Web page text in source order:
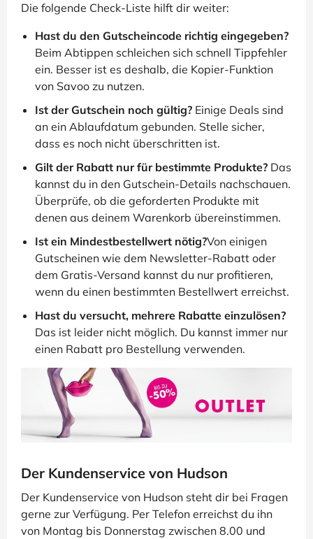
Die folgende Check-Liste hilft dir weiter:
Hast du den Gutscheincode richtig eingegeben?
Beim Abtippen schleichen sich schnell Tippfehler
ein. Besser ist es deshalb, die Kopier-Funktion
von Savoo zu nutzen.
Ist der Gutschein noch gültig? Einige Deals sind
an ein Ablaufdatum gebunden. Stelle sicher,
dass es noch nicht überschritten ist.
Gilt der Rabatt nur für bestimmte Produkte? Das
kannst du in den Gutschein-Details nachschauen.
Überprüfe, ob die geforderten Produkte mit
denen aus deinem Warenkorb übereinstimmen.
Ist ein Mindestbestellwert nötig?Von einigen
Gutscheinen wie dem Newsletter-Rabatt oder
dem Gratis-Versand kannst du nur profitieren,
wenn du einen bestimmten Bestellwert erreichst.
Hast du versucht, mehrere Rabatte einzulösen?
Das ist leider nicht möglich. Du kannst immer nur
einen Rabatt pro Bestellung verwenden.
Der Kundenservice von Hudson
Der Kundenservice von Hudson steht dir bei Fragen
gerne zur Verfügung. Per Telefon erreichst du ihn
von Montag bis Donnerstag zwischen 8.00 und